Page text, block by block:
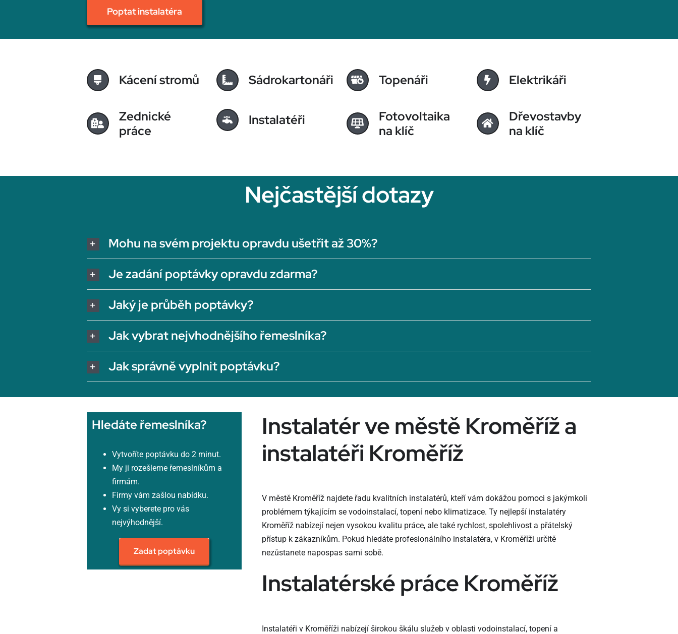
Poptat instalatéra
Kácení stromů Sádrokartonáři Topenáři Elektrikáři
Zednické
práce
Instalatéři
Fotovoltaika
na klíč
Dřevostavby
na klíč
Nejčastější dotazy
Mohu na svém projektu opravdu ušetřit až 30%?
Je zadání poptávky opravdu zdarma?
Jaký je průběh poptávky?
Jak vybrat nejvhodnějšího řemeslníka?
Jak správně vyplnit poptávku?
Hledáte řemeslníka?
Vytvoříte poptávku do 2 minut.
My ji rozešleme řemeslníkům a
firmám.
Firmy vám zašlou nabídku.
Vy si vyberete pro vás
nejvýhodnější.
Zadat poptávku
Instalatér ve městě Kroměříž a
instalatéři Kroměříž
V městě Kroměříž najdete řadu kvalitních instalatérů, kteří vám dokážou pomoci s jakýmkoli
problémem týkajícím se vodoinstalací, topení nebo klimatizace. Ty nejlepší instalatéry
Kroměříž nabízejí nejen vysokou kvalitu práce, ale také rychlost, spolehlivost a přátelský
přístup k zákazníkům. Pokud hledáte profesionálního instalatéra, v Kroměříži určitě
nezůstanete napospas sami sobě.
Instalatérské práce Kroměříž
Instalatéři v Kroměříži nabízejí širokou škálu služeb v oblasti vodoinstalací, topení a